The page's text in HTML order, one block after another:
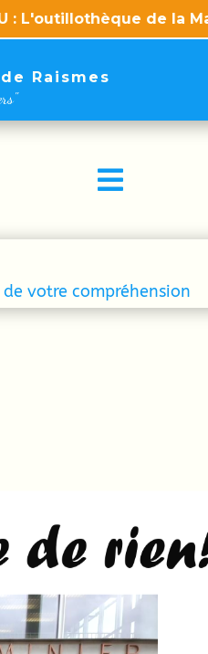
de la Maison de
Raismes

votre compréhension